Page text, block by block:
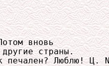
вновь
страны.
печален? Люблю! Ц.